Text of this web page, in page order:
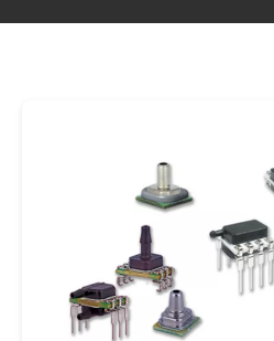
ampla variedade de meios
maioria dos ambientes
aplicações potenciais
compressores de ar,
automação de fábrica,
pressão de fluidos e
e hidráulicos de